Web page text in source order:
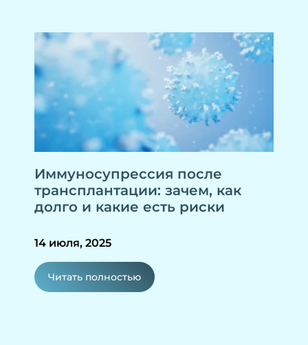
Иммуносупрессия после
трансплантации: зачем, как
долго и какие есть риски
14 июля, 2025
Читать полностью